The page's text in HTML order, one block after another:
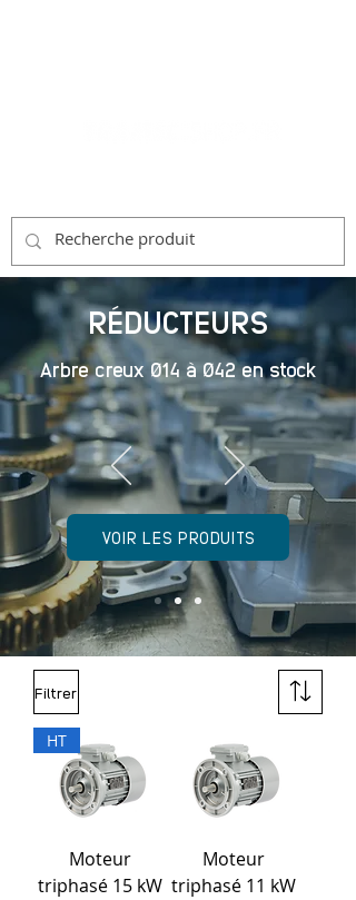
RÉDUCTEURS
Arbre creux Ø14 à Ø42 en stock
VOIR LES PRODUITS
Filtrer
HT
Moteur
triphasé 15 kW
Moteur
triphasé 11 kW